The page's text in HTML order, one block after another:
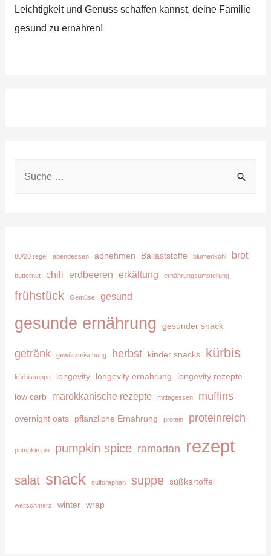
Leichtigkeit und Genuss schaffen kannst, deine Familie
gesund zu ernähren!
n
n
a
c
:
80/20 regel abendessen abnehmen Ballaststoffe blumenkohl brot
butternut chili erdbeeren erkältung ernährungsumstellung
frühstück Gemüse gesund
gesunde ernährung gesunder snack
getränk gewürzmischung herbst kinder snacks kürbis
kürbissuppe longevity longevity ernährung longevity rezepte
low carb marokkanische rezepte mittagessen muffins
overnight oats pflanzliche Ernährung protein proteinreich
pumpkin pie pumpkin spice ramadan rezept
salat snack sulforaphan suppe süßkartoffel
weltschmerz winter wrap